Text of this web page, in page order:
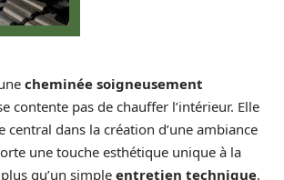
cheminée soigneusement
contente pas de chauffer l’intérieur. Elle
central dans la création d’une ambiance
une touche esthétique unique à la
qu’un simple entretien technique,